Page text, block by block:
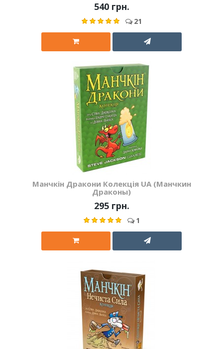
540 грн.
21
Манчкін Дракони Колекція UA (Манчкин
Драконы)
295 грн.
1